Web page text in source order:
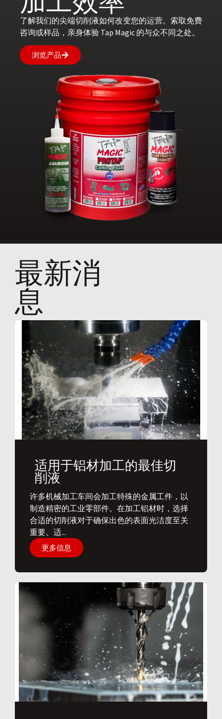
了解我们的尖端切削液如何改变您的运营。索取免费
咨询或样品，亲身体验 Tap Magic 的与众不同之处。
浏览产品
最新消
息
适用于铝材加工的最佳切
削液
​许多机械加工车间会加工特殊的金属工件，以
制造精密的工业零部件。在加工铝材时，选择
合适的切削液对于确保出色的表面光洁度至关
重要。适...
更多信息